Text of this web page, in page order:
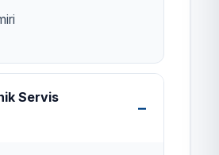
Servis